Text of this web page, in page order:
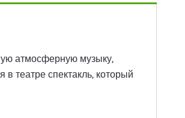
атмосферную музыку,
театре спектакль, который